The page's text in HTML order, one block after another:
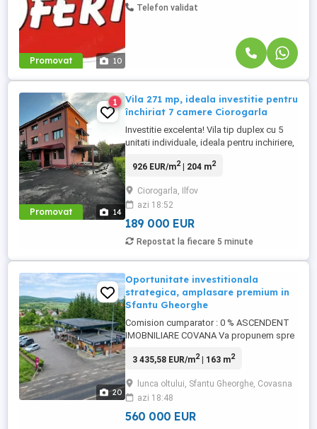
Promovat 10
Telefon validat
Promovat 14
1
Vila 271 mp, ideala investitie pentru
închiriat 7 camere Ciorogarla
Investitie excelenta! Vila tip duplex cu 5
unitati individuale, ideala pentru inchiriere,
Ciorogarla, Calea Bucuresti Oportunitate
amplasata stradal pe Calea Bucuresti, in
Ciorogarla, cu acces rapid catre Bucuresti
si Autostrada ...
926 EUR/m2| 204 m2
Ciorogarla, Ilfov
azi 18:52
189 000 EUR
Repostat la fiecare 5 minute
20
Oportunitate investitionala
strategica, amplasare premium in
Sfantu Gheorghe
Comision cumparator : 0 % ASCENDENT
IMOBNILIARE COVANA Va propunem spre
de valorificare, formata din teren in
comerciala de 163 mp, amplasata direct la
drumul national, intr-una dintre cele mai
dinamice zone ale municipiului ...
3 435,58 EUR/m2| 163 m2
lunca oltului, Sfantu Gheorghe, Covasna
azi 18:48
560 000 EUR